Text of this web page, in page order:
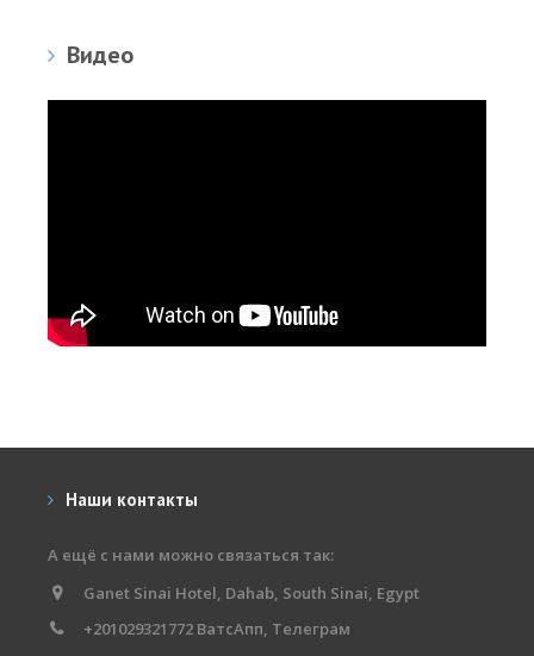
Видео
Наши контакты
А ещё с нами можно связаться так:
Ganet Sinai Hotel, Dahab, South Sinai, Egypt
+201029321772 ВатсАпп, Телеграм